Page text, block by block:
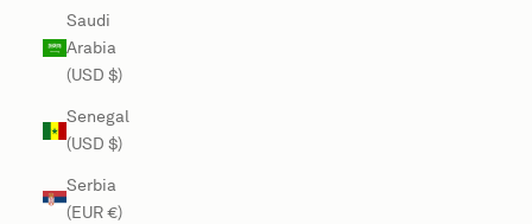
Saudi
Arabia
(USD $)
Senegal
(USD $)
Serbia
(EUR €)